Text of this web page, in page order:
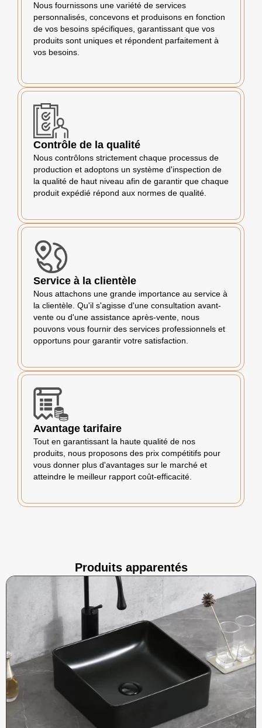
Nous fournissons une variété de services
personnalisés, concevons et produisons en fonction
de vos besoins spécifiques, garantissant que vos
produits sont uniques et répondent parfaitement à
vos besoins.
Contrôle de la qualité
Nous contrôlons strictement chaque processus de
production et adoptons un système d'inspection de
la qualité de haut niveau afin de garantir que chaque
produit expédié répond aux normes de qualité.
Service à la clientèle
Nous attachons une grande importance au service à
la clientèle. Qu'il s'agisse d'une consultation avant-
vente ou d'une assistance après-vente, nous
pouvons vous fournir des services professionnels et
opportuns pour garantir votre satisfaction.
Avantage tarifaire
Tout en garantissant la haute qualité de nos
produits, nous proposons des prix compétitifs pour
vous donner plus d'avantages sur le marché et
atteindre le meilleur rapport coût-efficacité.
Produits apparentés